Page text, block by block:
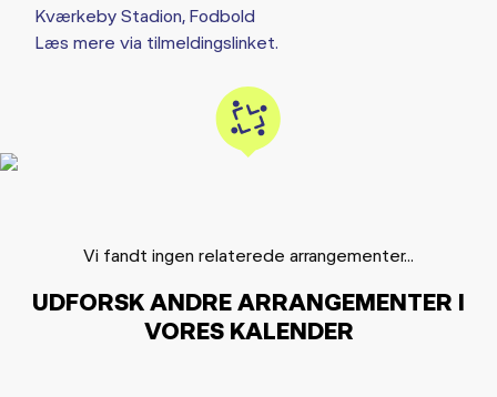
Kværkeby Stadion, Fodbold
Læs mere via tilmeldingslinket.
Vi fandt ingen relaterede arrangementer...
UDFORSK ANDRE ARRANGEMENTER I
VORES KALENDER